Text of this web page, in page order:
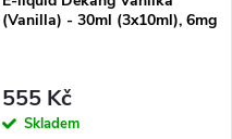
(Vanilla) - 30ml (3x10ml), 6mg
555 Kč
Skladem